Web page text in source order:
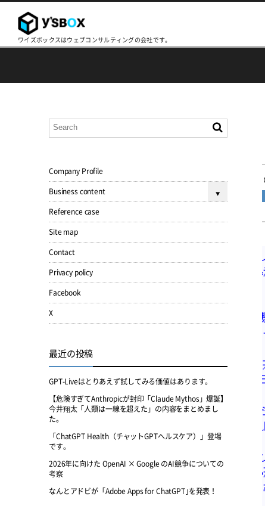
ワイズボックスはウェブコンサルティングの会社です。
Company Profile
Business content
Reference case
Site map
Contact
Privacy policy
Facebook
X
最近の投稿
GPT-Liveはとりあえず試してみる価値はあります。
【危険すぎてAnthropicが封印「Claude Mythos」爆誕】
今井翔太「人類は一線を超えた」の内容をまとめまし
た。
「ChatGPT Health（チャットGPTヘルスケア）」登場
です。
2026年に向けた OpenAI × Google のAI競争についての
考察
なんとアドビが「Adobe Apps for ChatGPT｣を発表！